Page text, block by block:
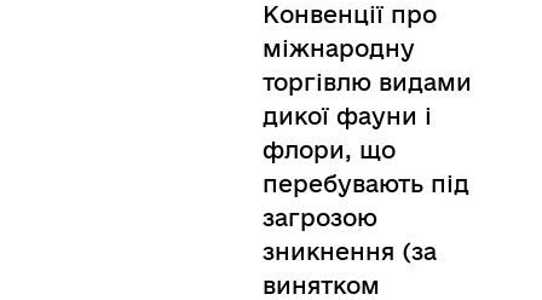
Конвенції про
міжнародну
торгівлю видами
дикої фауни і
флори, що
перебувають під
загрозою
зникнення (за
винятком